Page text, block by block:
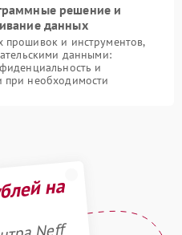
решение и
данных
и инструментов,
данными:
и
при необходимости
на